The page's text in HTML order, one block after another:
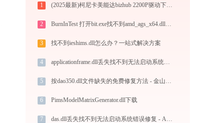
1 (2025最新)柯尼卡美能达bizhub 2200P驱动下载(官方Win10/Win11)
2 BurnInTest 打开bit.exe找不到amd_ags_x64.dll怎么办
3 找不到ieshims.dll怎么办？一站式解决方案
4 applicationframe.dll丢失找不到无法启动系统错误修复 - AI智能助手解决方案
5 按dao350.dll文件缺失的免费修复方法 - 金山毒霸
6 PimsModelMatrixGenerator.dll下载
7 das.dll丢失找不到无法启动系统错误修复 - AI智能助手解决方案